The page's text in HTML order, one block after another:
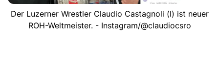
Der Luzerner Wrestler Claudio Castagnoli (l) ist neuer
ROH-Weltmeister. - Instagram/@claudiocsro